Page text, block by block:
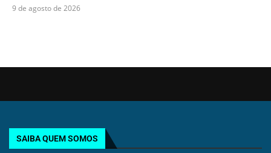
9 de agosto de 2026
SAIBA QUEM SOMOS